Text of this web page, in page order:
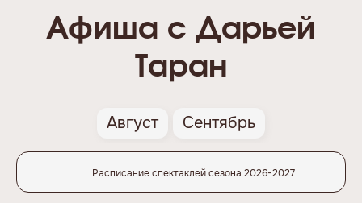
Афиша с Дарьей
Таран
Август Сентябрь
Расписание спектаклей сезона 2026-2027